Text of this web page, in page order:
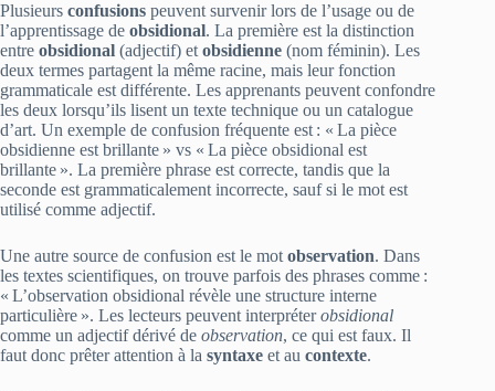
Plusieurs confusions peuvent survenir lors de l’usage ou de
l’apprentissage de obsidional. La première est la distinction
entre obsidional (adjectif) et obsidienne (nom féminin). Les
deux termes partagent la même racine, mais leur fonction
grammaticale est différente. Les apprenants peuvent confondre
les deux lorsqu’ils lisent un texte technique ou un catalogue
d’art. Un exemple de confusion fréquente est : « La pièce
obsidienne est brillante » vs « La pièce obsidional est
brillante ». La première phrase est correcte, tandis que la
seconde est grammaticalement incorrecte, sauf si le mot est
utilisé comme adjectif.
Une autre source de confusion est le mot observation. Dans
les textes scientifiques, on trouve parfois des phrases comme :
« L’observation obsidional révèle une structure interne
particulière ». Les lecteurs peuvent interpréterobsidional
comme un adjectif dérivé de observation, ce qui est faux. Il
faut donc prêter attention à la syntaxe et au contexte.